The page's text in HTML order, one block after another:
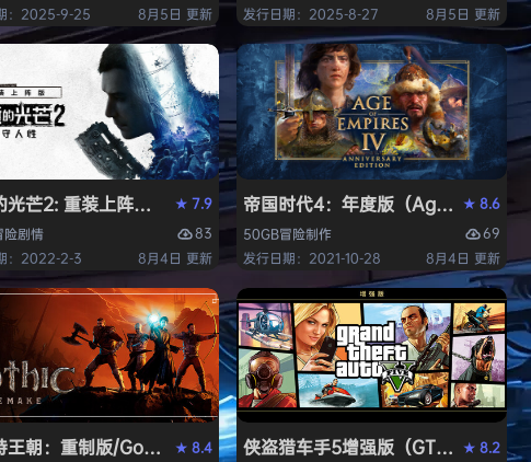
：2025-9-25
8月5日 更新
发行日期：2025-8-27
8月5日 更新
光芒2: 重装上阵版（Dying Light 2 Stay Human: Reloaded
★7.9
险剧情
83
：2022-2-3
8月4日 更新
帝国时代4：年度版（Age of
★8.6
50GB冒险制作
69
发行日期：2021-10-28
8月4日 更新
中文版
王朝：重制版/Gothic 1 Remake》免安装中文版
★8.4
侠盗猎车手5增强版（GTA5增强
★8.2